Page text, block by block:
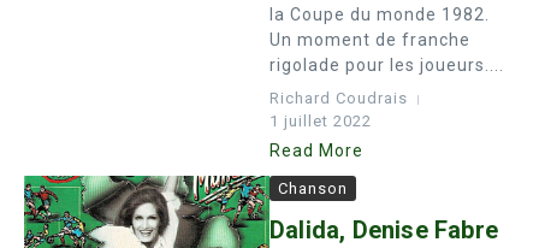
la Coupe du monde 1982.
Un moment de franche
rigolade pour les joueurs....
Richard Coudrais
1 juillet 2022
Read More
Chanson
Dalida, Denise Fabre